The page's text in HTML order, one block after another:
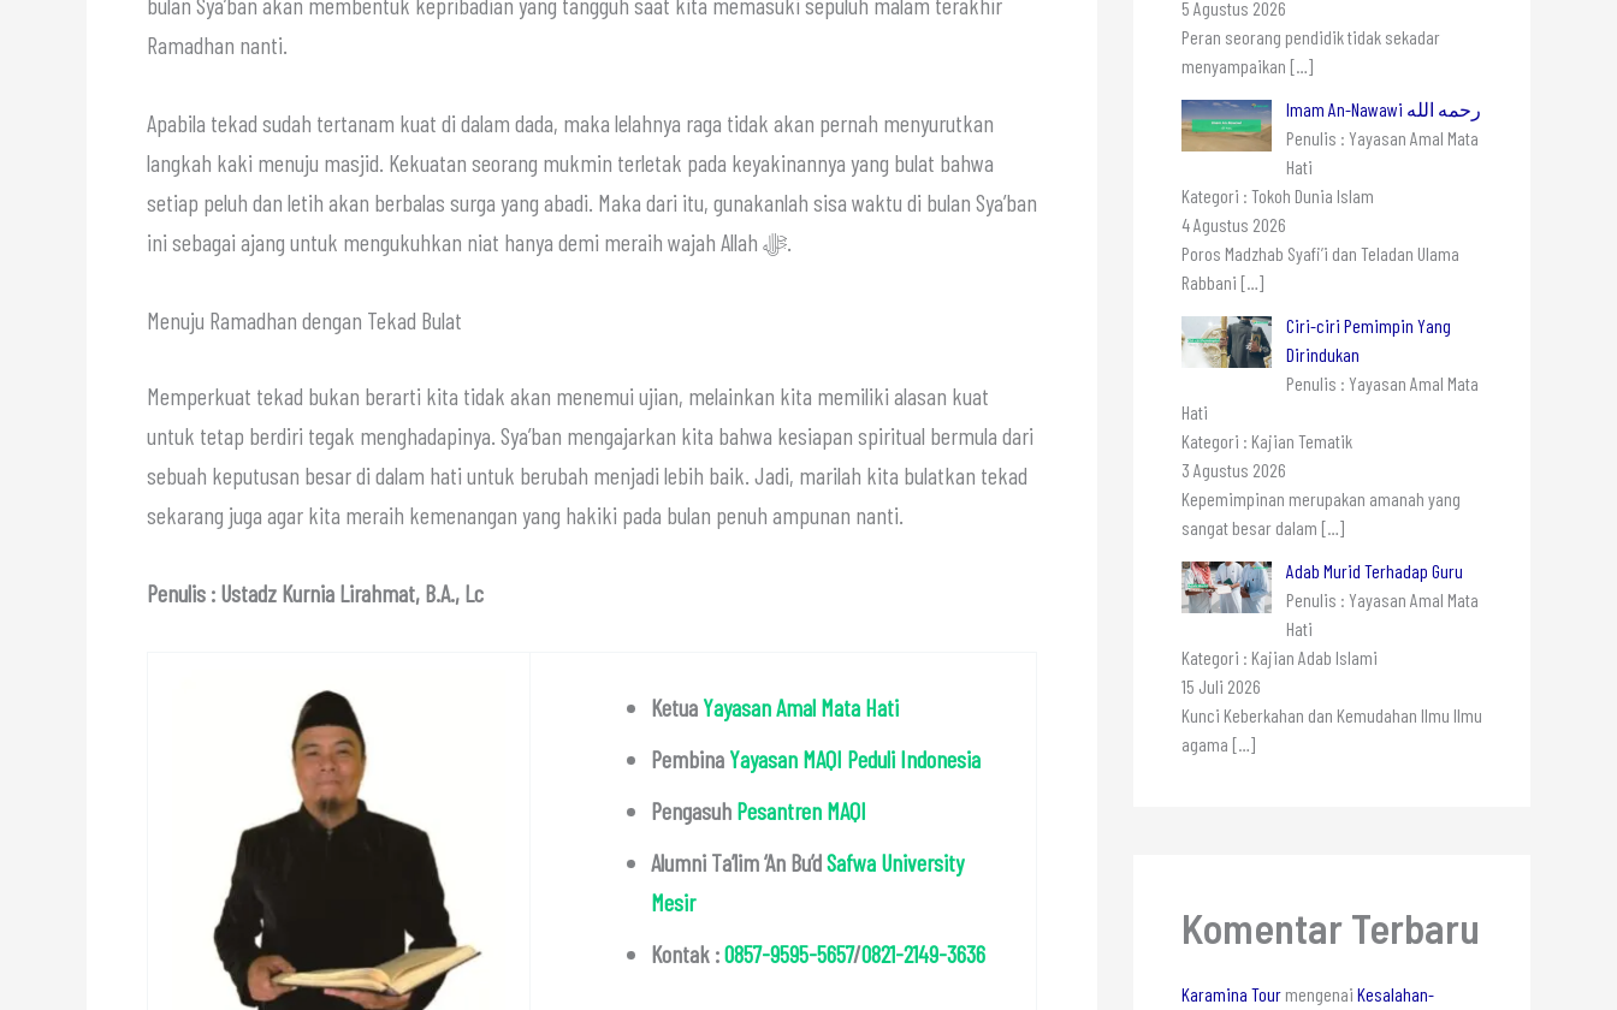
Ramadhan nanti.
Apabila tekad sudah tertanam kuat di dalam dada, maka lelahnya raga tidak akan pernah menyurutkan
langkah kaki menuju masjid. Kekuatan seorang mukmin terletak pada keyakinannya yang bulat bahwa
setiap peluh dan letih akan berbalas surga yang abadi. Maka dari itu, gunakanlah sisa waktu di bulan Sya’ban
ini sebagai ajang untuk mengukuhkan niat hanya demi meraih wajah Allah ﷻ.
Menuju Ramadhan dengan Tekad Bulat
Memperkuat tekad bukan berarti kita tidak akan menemui ujian, melainkan kita memiliki alasan kuat
untuk tetap berdiri tegak menghadapinya. Sya’ban mengajarkan kita bahwa kesiapan spiritual bermula dari
sebuah keputusan besar di dalam hati untuk berubah menjadi lebih baik. Jadi, marilah kita bulatkan tekad
sekarang juga agar kita meraih kemenangan yang hakiki pada bulan penuh ampunan nanti.
Penulis : Ustadz Kurnia Lirahmat, B.A., Lc
Ketua Yayasan Amal Mata Hati
Pembina Yayasan MAQI Peduli Indonesia
Pengasuh Pesantren MAQI
Alumni Ta’lim ‘An Bu’dSafwa University
Mesir
Kontak :0857-9595-5657/0821-2149-3636
5 Agustus 2026
Peran seorang pendidik tidak sekadar
menyampaikan […]
Imam An-Nawawi رحمه الله
Penulis : Yayasan Amal Mata
Hati
Kategori : Tokoh Dunia Islam
4 Agustus 2026
Poros Madzhab Syafi’i dan Teladan Ulama
Rabbani […]
Ciri-ciri Pemimpin Yang
Dirindukan
Penulis : Yayasan Amal Mata
Hati
Kategori : Kajian Tematik
3 Agustus 2026
Kepemimpinan merupakan amanah yang
sangat besar dalam […]
Adab Murid Terhadap Guru
Penulis : Yayasan Amal Mata
Hati
Kategori : Kajian Adab Islami
15 Juli 2026
Kunci Keberkahan dan Kemudahan Ilmu Ilmu
agama […]
Komentar Terbaru
Karamina Tour mengenai Kesalahan-